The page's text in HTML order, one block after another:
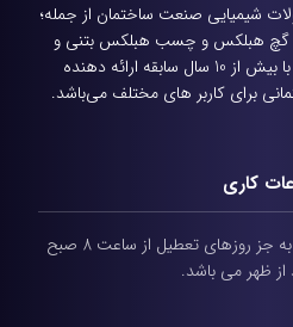
شیمیایی صنعت ساختمان از جمله؛
هبلکس و چسب هبلکس بتنی و
آنابن با بیش از 10 سال سابقه ارائه دهنده
برای کاربر های مختلف می‌باشد.
کاری
ساعات کاری شرکت همه روزه به جز روزهای تعطیل از ساعت 8 صبح